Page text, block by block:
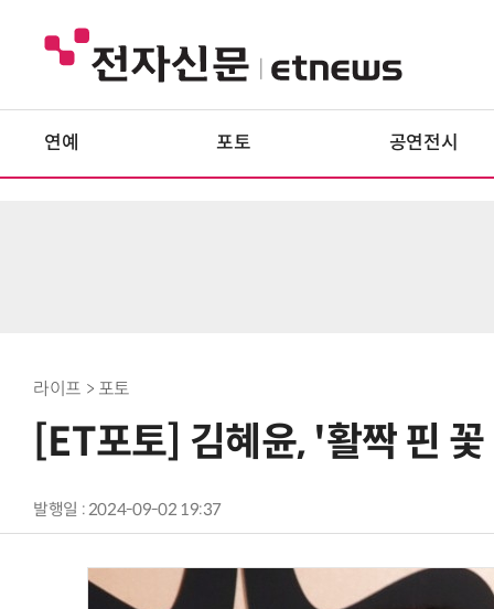
연예 포토 공연전시
라이프 > 포토
[ET포토] 김혜윤, '활짝 핀
발행일 : 2024-09-02 19:37